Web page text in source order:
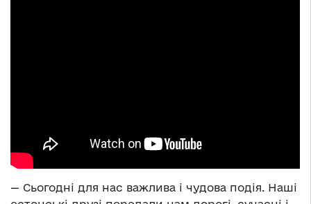
— Сьогодні для нас важлива і чудова подія. Наші